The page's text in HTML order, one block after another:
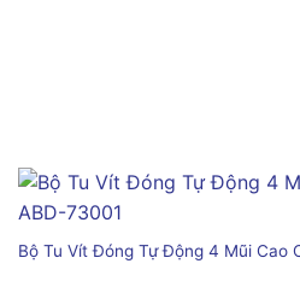
Bộ Tu Vít Đóng Tự Động 4 Mũi Cao